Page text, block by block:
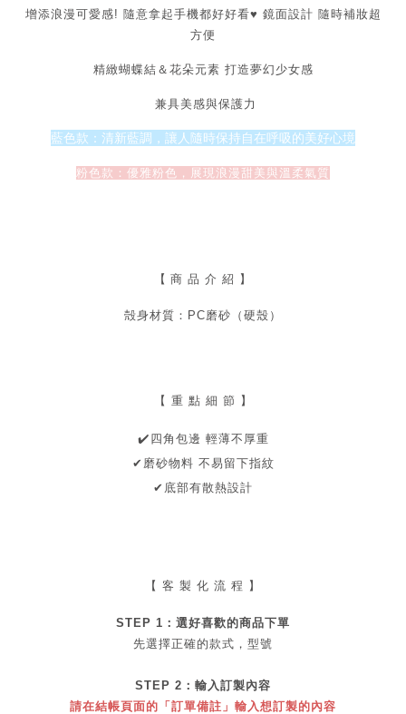
增添浪漫可愛感! 隨意拿起手機都好好看♥ 鏡面設計 隨時補妝超
方便
精緻蝴蝶結＆花朵元素 打造夢幻少女感
兼具美感與保護力
藍色款：清新藍調，讓人隨時保持自在呼吸的美好心境
粉色款：優雅粉色，展現浪漫甜美與溫柔氣質
【 商 品 介 紹 】
殻身材質：PC磨砂（硬殼）
【 重 點 細 節 】
✔ ️四角包邊 輕薄不厚重
✔磨砂物料 不易留下指紋
✔底部有散熱設計
【 客 製 化 流 程 】
STEP 1： 選好喜歡的商品下單
先選擇正確的款式，型號
STEP 2： 輸入訂製內容
請在結帳頁面的「訂單備註」輸入想訂製的內容